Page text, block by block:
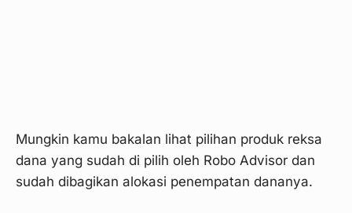
Mungkin kamu bakalan lihat pilihan produk reksa
dana yang sudah di pilih oleh Robo Advisor dan
sudah dibagikan alokasi penempatan dananya.